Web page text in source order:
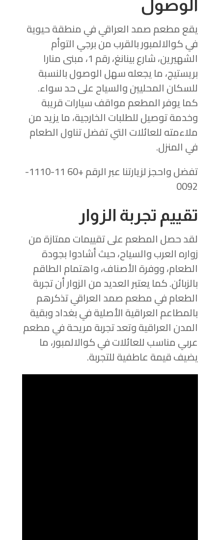
الوصول
يقع مطعم صمد العراقي في منطقة حيوية
في كوالالمبور بالقرب من برجي التوأم
الشهيرين، شارع بينانغ، رقم 1، مبنى منارا
بريستيج، ما يجعله سهل الوصول بالنسبة
للسكان المحليين والسياح على حد سواء.
كما يوفر المطعم مواقف سيارات قريبة
وخدمة توصيل للطلبات الخارجية، ما يزيد من
ملاءمته للعائلات التي تفضل تناول الطعام
في المنزل.
تفضل واحجز لزيارتنا عبر الرقم +60 11-1110-
0092
تقييم تجربة الزوار
لقد حصل المطعم على تقييمات ممتازة من
زواره العرب والسياح، حيث أشادوا بجودة
الطعام، ووفرة الأصناف، واهتمام الطاقم
بالزبائن. كما يعتبر العديد من الزوار أن تجربة
الطعام في مطعم صمد العراقي تذكرهم
بالمطاعم العراقية الأصلية في بغداد وبقية
المدن العراقية وتعد تجربة مريحة في مطعم
عربي مناسب للعائلات في كوالالمبور، ما
يضيف قيمة عاطفية للتجربة.